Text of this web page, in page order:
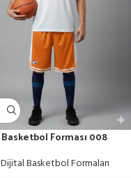
Basketbol Forması 008
Dijital Basketbol Formaları